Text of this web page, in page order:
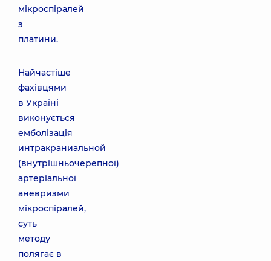
мікроспіралей
з
платини.
Найчастіше
фахівцями
в Україні
виконується
емболізація
интракраниальной
(внутрішньочерепної)
артеріальної
аневризми
мікроспіралей,
суть
методу
полягає в